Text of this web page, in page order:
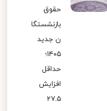
حقوق
بازنشستگا
ن جدید
۱۴۰۵؛
حداقل
افزایش
۲۷.۵